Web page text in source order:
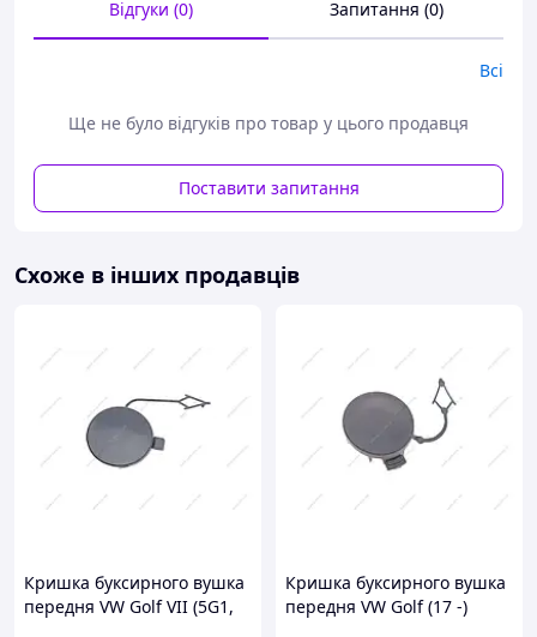
Відгуки (0) Запитання (0)
Всі
Ще не було відгуків про товар у цього продавця
Поставити запитання
Схоже в інших продавців
Кришка буксирного вушка
передня VW Golf VII (5G1,
Кришка буксирного вушка
передня VW Golf (17 -)